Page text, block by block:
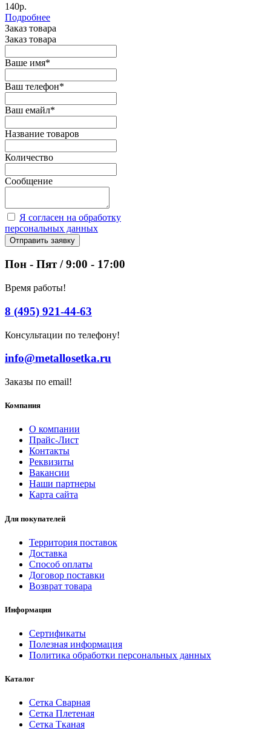
140р.
Подробнее
Заказ товара
Заказ товара
Ваше имя*
Ваш телефон*
Ваш емайл*
Название товаров
Количество
Сообщение
Я согласен на обработку
персональных данных
Отправить заявку
Пон - Пят / 9:00 - 17:00
Время работы!
8 (495) 921-44-63
Консультации по телефону!
info@metallosetka.ru
Заказы по email!
Компания
О компании
Прайс-Лист
Контакты
Реквизиты
Вакансии
Наши партнеры
Карта сайта
Для покупателей
Территория поставок
Доставка
Способ оплаты
Договор поставки
Возврат товара
Информация
Сертификаты
Полезная информация
Политика обработки персональных данных
Каталог
Сетка Сварная
Сетка Плетеная
Сетка Тканая